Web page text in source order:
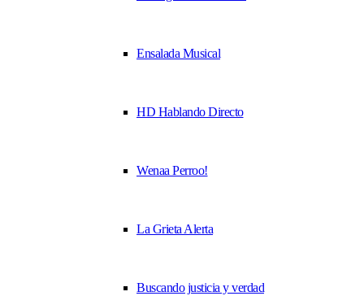
Ensalada Musical
HD Hablando Directo
Wenaa Perroo!
La Grieta Alerta
Buscando justicia y verdad